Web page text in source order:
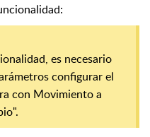
es necesario
configurar el
con Movimiento a